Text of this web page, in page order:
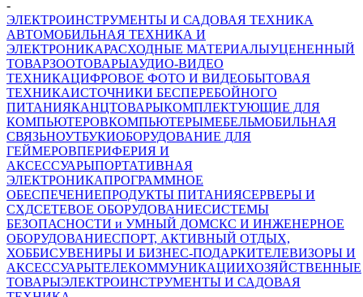
-
ЭЛЕКТРОИНСТРУМЕНТЫ И САДОВАЯ ТЕХНИКА
АВТОМОБИЛЬНАЯ ТЕХНИКА И
ЭЛЕКТРОНИКАРАСХОДНЫЕ МАТЕРИАЛЫУЦЕНЕННЫЙ
ТОВАРЗООТОВАРЫАУДИО-ВИДЕО
ТЕХНИКАЦИФРОВОЕ ФОТО И ВИДЕОБЫТОВАЯ
ТЕХНИКАИСТОЧНИКИ БЕСПЕРЕБОЙНОГО
ПИТАНИЯКАНЦТОВАРЫКОМПЛЕКТУЮЩИЕ ДЛЯ
КОМПЬЮТЕРОВКОМПЬЮТЕРЫМЕБЕЛЬМОБИЛЬНАЯ
СВЯЗЬНОУТБУКИОБОРУДОВАНИЕ ДЛЯ
ГЕЙМЕРОВПЕРИФЕРИЯ И
АКСЕССУАРЫПОРТАТИВНАЯ
ЭЛЕКТРОНИКАПРОГРАММНОЕ
ОБЕСПЕЧЕНИЕПРОДУКТЫ ПИТАНИЯСЕРВЕРЫ И
СХДСЕТЕВОЕ ОБОРУДОВАНИЕСИСТЕМЫ
БЕЗОПАСНОСТИ и УМНЫЙ ДОМСКС И ИНЖЕНЕРНОЕ
ОБОРУДОВАНИЕСПОРТ, АКТИВНЫЙ ОТДЫХ,
ХОББИСУВЕНИРЫ И БИЗНЕС-ПОДАРКИТЕЛЕВИЗОРЫ И
АКСЕССУАРЫТЕЛЕКОММУНИКАЦИИХОЗЯЙСТВЕННЫЕ
ТОВАРЫЭЛЕКТРОИНСТРУМЕНТЫ И САДОВАЯ